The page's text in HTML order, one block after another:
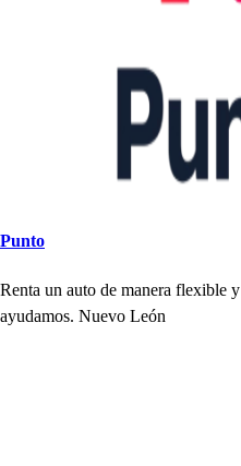
Punto
Renta un auto de manera flexible y
ayudamos. Nuevo León